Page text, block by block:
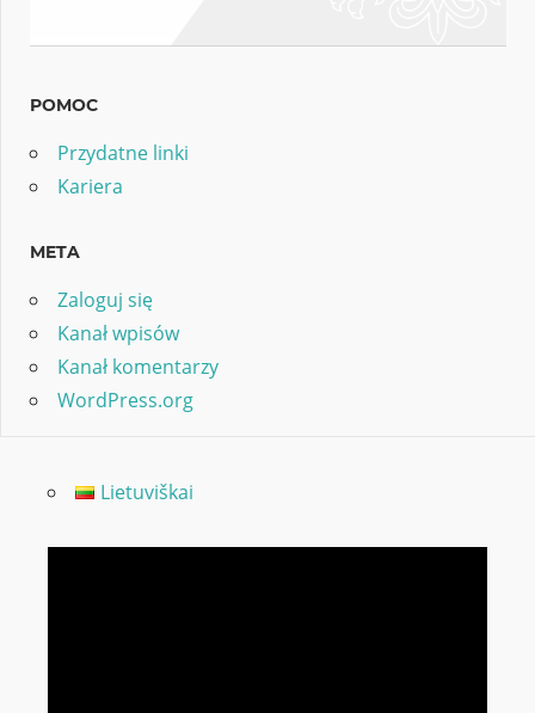
POMOC
Przydatne linki
Kariera
META
Zaloguj się
Kanał wpisów
Kanał komentarzy
WordPress.org
Lietuviškai